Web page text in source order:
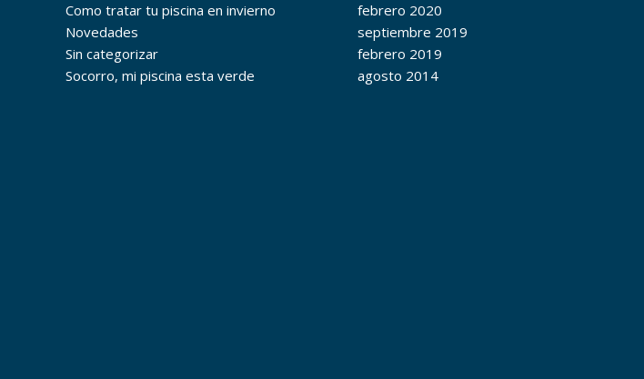
Como tratar tu piscina en invierno
Novedades
Sin categorizar
Socorro, mi piscina esta verde
febrero 2020
septiembre 2019
febrero 2019
agosto 2014